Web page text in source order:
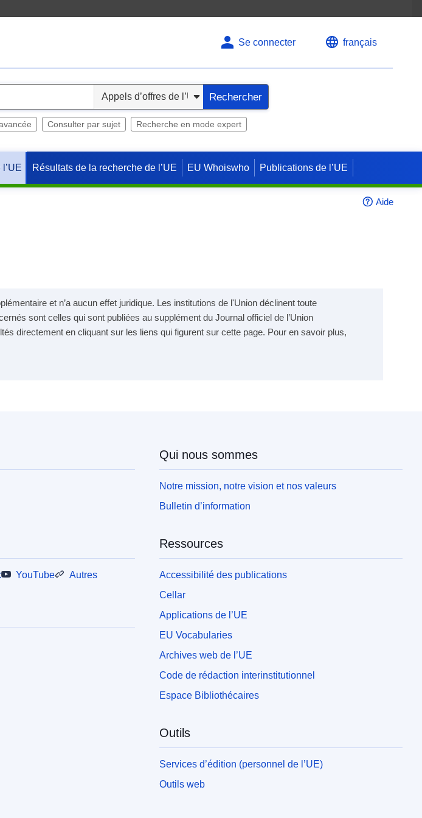
Se connecter français
Rechercher
Consulter par sujet Recherche en mode expert
Résultats de la recherche de l’UE EU Whoiswho Publications de l’UE
Aide
et n’a aucun effet juridique. Les institutions de l'Union déclinent toute
sont celles qui sont publiées au supplément du Journal officiel de l’Union
directement en cliquant sur les liens qui figurent sur cette page. Pour en savoir plus,
YouTube Autres
Qui nous sommes
Notre mission, notre vision et nos valeurs
Bulletin d’information
Ressources
Accessibilité des publications
Cellar
Applications de l’UE
EU Vocabularies
Archives web de l’UE
Code de rédaction interinstitutionnel
Espace Bibliothécaires
Outils
Services d’édition (personnel de l’UE)
Outils web